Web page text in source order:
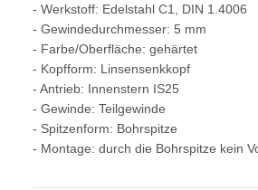
- Werkstoff: Edelstahl C1, DIN 1.4006
- Gewindedurchmesser: 5 mm
- Farbe/Oberfläche: gehärtet
- Kopfform: Linsensenkkopf
- Antrieb: Innenstern IS25
- Gewinde: Teilgewinde
- Spitzenform: Bohrspitze
- Montage: durch die Bohrspitze kein